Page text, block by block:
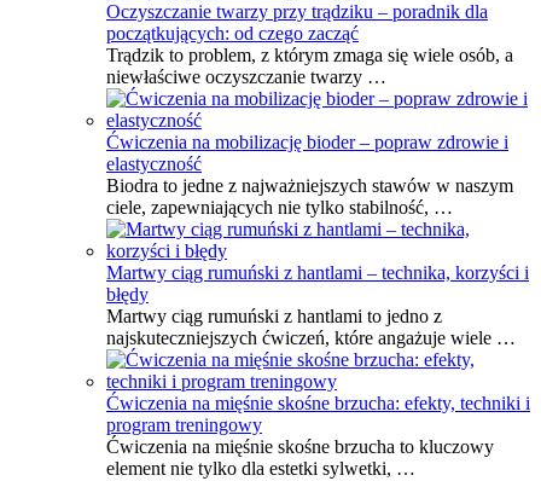
Oczyszczanie twarzy przy trądziku – poradnik dla
początkujących: od czego zacząć
Trądzik to problem, z którym zmaga się wiele osób, a
niewłaściwe oczyszczanie twarzy …
Ćwiczenia na mobilizację bioder – popraw zdrowie i
elastyczność
Biodra to jedne z najważniejszych stawów w naszym
ciele, zapewniających nie tylko stabilność, …
Martwy ciąg rumuński z hantlami – technika, korzyści i
błędy
Martwy ciąg rumuński z hantlami to jedno z
najskuteczniejszych ćwiczeń, które angażuje wiele …
Ćwiczenia na mięśnie skośne brzucha: efekty, techniki i
program treningowy
Ćwiczenia na mięśnie skośne brzucha to kluczowy
element nie tylko dla estetki sylwetki, …